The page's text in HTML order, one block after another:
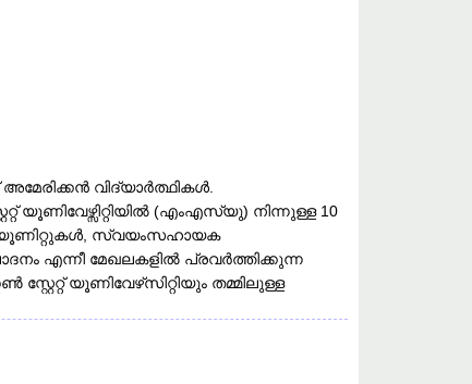
വിദ്യാർത്ഥികൾ.
യൂണിവേഴ്സിറ്റിയിൽ (എംഎസ്‌യു) നിന്നുള്ള 10
യൂണിറ്റുകൾ, സ്വയംസഹായക
എന്നീ മേഖലകളിൽ പ്രവർത്തിക്കുന്ന
യൂണിവേഴ്‌സിറ്റിയും തമ്മിലുള്ള